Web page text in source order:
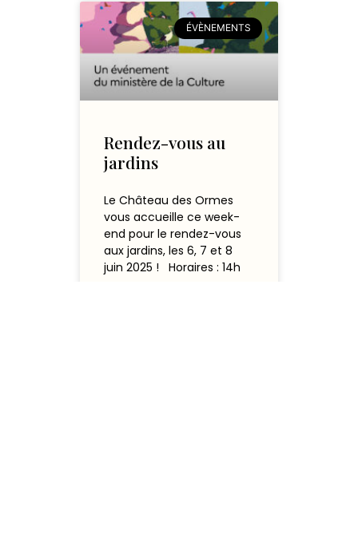
ÉVÈNEMENTS
Rendez-vous au
jardins
Le Château des Ormes
vous accueille ce week-
end pour le rendez-vous
aux jardins, les 6, 7 et 8
juin 2025 ! Horaires : 14h